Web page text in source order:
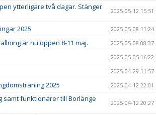
ytterligare två dagar. Stänger
2025-05-12 15:51
2025 2025-05-08 11:24
är nu öppen 8-11 maj. 2025-05-08 08:37
2025-05-05 16:22
2025-04-29 11:57
2025 2025-04-12 22:01
samt funktionärer till Borlänge
2025-04-12 20:27